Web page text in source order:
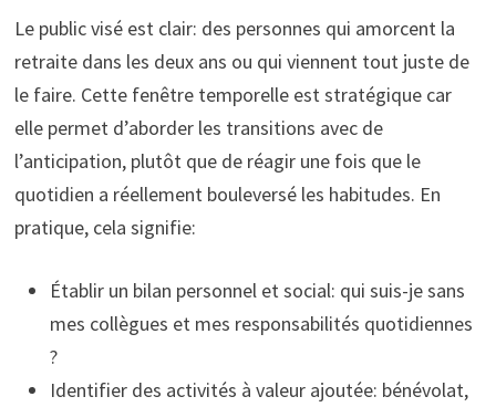
Le public visé est clair: des personnes qui amorcent la
retraite dans les deux ans ou qui viennent tout juste de
le faire. Cette fenêtre temporelle est stratégique car
elle permet d’aborder les transitions avec de
l’anticipation, plutôt que de réagir une fois que le
quotidien a réellement bouleversé les habitudes. En
pratique, cela signifie:
Établir un bilan personnel et social: qui suis-je sans
mes collègues et mes responsabilités quotidiennes
?
Identifier des activités à valeur ajoutée: bénévolat,